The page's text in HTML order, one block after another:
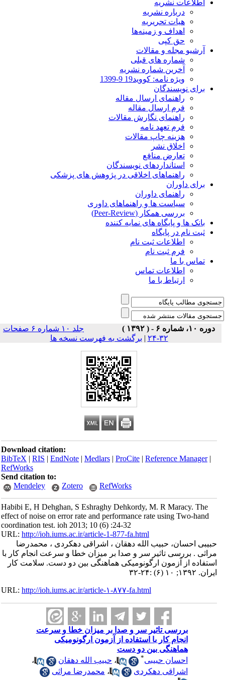
اطلاعات نشریه
درباره نشریه
هیات تحریریه
اهداف و زمینه‌ها
حق کپی
آرشیو مجله و مقالات
شماره های قبلی
آخرین شماره نشریه
ویژه نامه: کووید19 9-1399
برای نویسندگان
راهنمای ارسال مقاله
فرم ارسال مقاله
راهنمای نگارش مقالات
فرم تعهد نامه
هزینه چاپ مقالات
اخلاق نشر
تعارض منافع
استانداردهای نویسندگان
راهنماهای اخلاقی در پژوهش های پزشکی
برای داوران
راهنمای داوران
سیاست ها و راهنماهای داوری
بررسی همکار (Peer-Review)
بانک ها و پایگاه های نمایه کننده
ثبت نام در پایگاه
اطلاعات ثبت نام
فرم ثبت نام
تماس با ما
اطلاعات تماس
ارتباط با ما
دوره ۱۰، شماره ۶ - ( ۱۳۹۲ )
جلد ۱۰ شماره ۶ صفحات
۳۲-۲۴
|برگشت به فهرست نسخه ها
Download citation:
BibTeX|RIS|EndNote|Medlars|ProCite|Reference Manager
RefWorks
Send citation to:
Mendeley
Zotero RefWorks
Habibi E, H Dehghan, S Eshraghy Dehkordy, M. R Maracy. The
effect of noise on error rate and performance rate using Two-hand
coordination test. ioh 2013; 10 (6) :24-32
URL:http://ioh.iums.ac.ir/article-1-877-fa.html
حبیبی احسان، حبیب الله دهقان ، اشراقی دهکردی ، محمدرضا
مراثی . بررسی تاثیر سر و صدا بر میزان خطا و سرعت انجام کار با
استفاده از آزمون ارگونومیکی هماهنگی بین دو دست. سلامت كار
ايران. ۱۳۹۲; ۱۰ (۶) :۲۴-۳۲
URL:http://ioh.iums.ac.ir/article-۱-۸۷۷-fa.html
بررسی تاثیر سر و صدا بر میزان خطا و سرعت
انجام کار با استفاده از آزمون ارگونومیکی
هماهنگی بین دو دست
احسان حبیبی
،حبیب الله دهقان
،
اشراقی دهکردی
،محمدرضا مراثی